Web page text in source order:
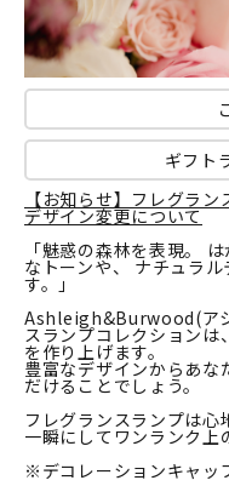
ギフト
【お知らせ】フレグラ
デザイン変更について
「魅惑の森林を表現。
なトーンや、 ナチュラ
す。」
Ashleigh&Burwood(ア
スランプコレクションは
を作り上げます。
豊富なデザインからあな
だけることでしょう。
フレグランスランプは心
一瞬にしてワンランク上
※デコレーションキャッ